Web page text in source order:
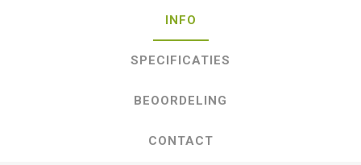
INFO
SPECIFICATIES
BEOORDELING
CONTACT